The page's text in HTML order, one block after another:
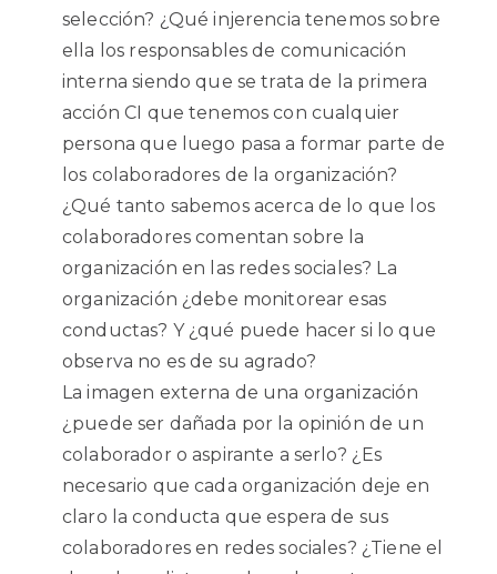
selección? ¿Qué injerencia tenemos sobre
ella los responsables de comunicación
interna siendo que se trata de la primera
acción CI que tenemos con cualquier
persona que luego pasa a formar parte de
los colaboradores de la organización?
¿Qué tanto sabemos acerca de lo que los
colaboradores comentan sobre la
organización en las redes sociales? La
organización ¿debe monitorear esas
conductas? Y ¿qué puede hacer si lo que
observa no es de su agrado?
La imagen externa de una organización
¿puede ser dañada por la opinión de un
colaborador o aspirante a serlo? ¿Es
necesario que cada organización deje en
claro la conducta que espera de sus
colaboradores en redes sociales? ¿Tiene el